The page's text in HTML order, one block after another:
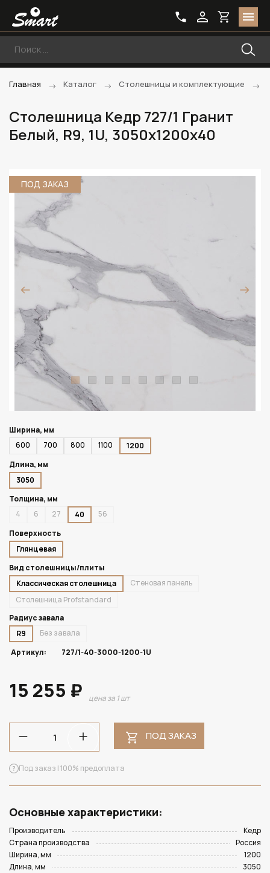
Главная Каталог Столешницы и комплектующие
Столешница Кедр 727/1 Гранит
Белый, R9, 1U, 3050х1200х40
ПОД ЗАКАЗ
Ширина, мм
600
700 800 1100
1200
Длина, мм
3050
Толщина, мм
4
6 27 40
56
Поверхность
Глянцевая
Вид столешницы/плиты
Классическая столешница
Стеновая панель
Столешница Profstandard
Радиус завала
R9
Без завала
Артикул:
727/1-40-3000-1200-1U
15 255 ₽ цена за 1 шт
ПОД ЗАКАЗ
Под заказ | 100% предоплата
Основные характеристики:
Производитель
Кедр
Страна производства
Россия
Ширина, мм
1200
Длина, мм
3050